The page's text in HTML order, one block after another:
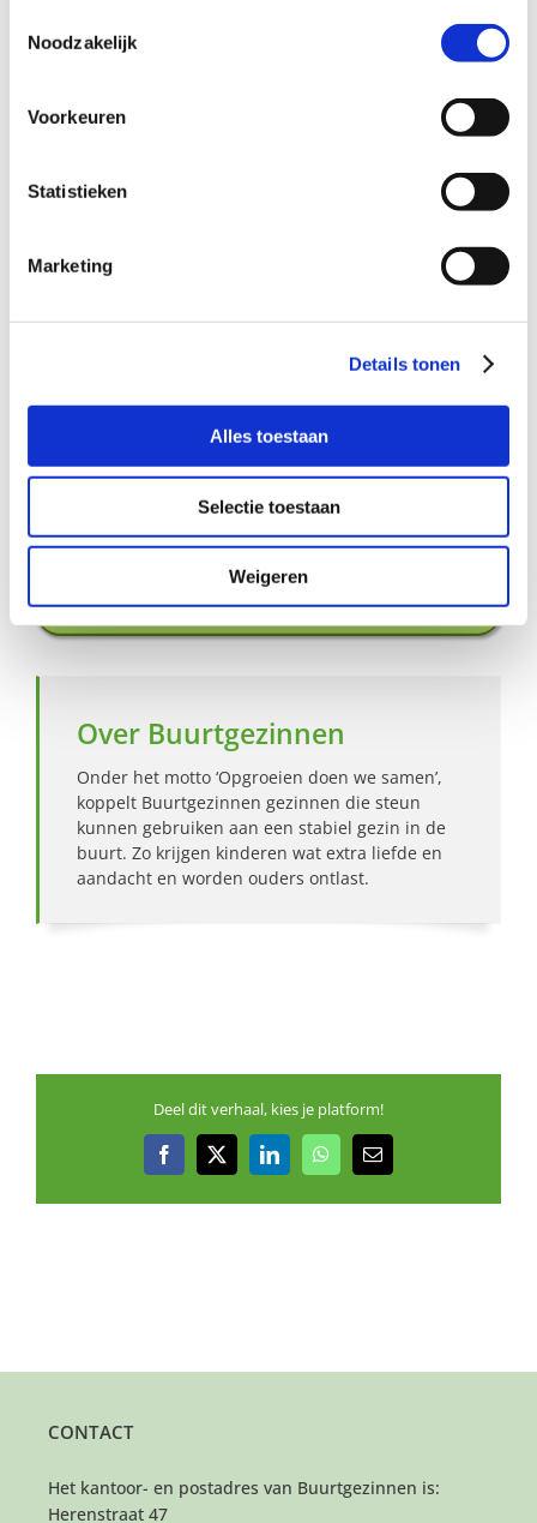
Noodzakelijk
Voorkeuren
Statistieken
Marketing
Details tonen
Alles toestaan
Selectie toestaan
Weigeren
Dat kinderen heeft, zonder kinderen of
willen opbouwen met dit ventje;
van harte welkom om te reageren.
Rademaker, coördinator Buurtgezinnen voor de
gemeente De Ronde Venen,
sabrina@buurtgezinnen.nl of bel 06 – 23 45 87 47.
Aanmelden als steungezin
Hoe werkt Buurtgezinnen?
Bekijk andere zoekprofielen
Over Buurtgezinnen
Onder het motto ‘Opgroeien doen we samen’,
koppelt Buurtgezinnen gezinnen die steun
kunnen gebruiken aan een stabiel gezin in de
buurt. Zo krijgen kinderen wat extra liefde en
aandacht en worden ouders ontlast.
Deel dit verhaal, kies je platform!
Facebook
X LinkedInWhatsApp
E-
CONTACT
Het kantoor- en postadres van Buurtgezinnen is:
Herenstraat 47